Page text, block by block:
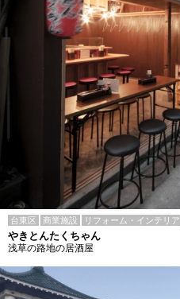
台東区 商業施設 リフォーム・インテリア
やきとんたくちゃん
浅草の路地の居酒屋